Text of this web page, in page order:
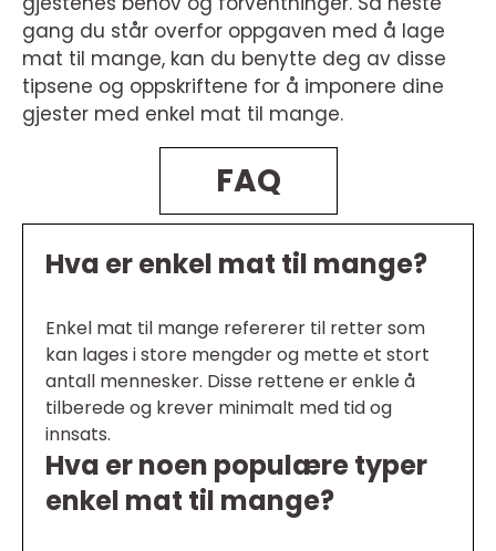
gang du står overfor oppgaven med å lage
mat til mange, kan du benytte deg av disse
tipsene og oppskriftene for å imponere dine
gjester med enkel mat til mange.
FAQ
Hva er enkel mat til mange?
Enkel mat til mange refererer til retter som
kan lages i store mengder og mette et stort
antall mennesker. Disse rettene er enkle å
tilberede og krever minimalt med tid og
innsats.
Hva er noen populære typer
enkel mat til mange?